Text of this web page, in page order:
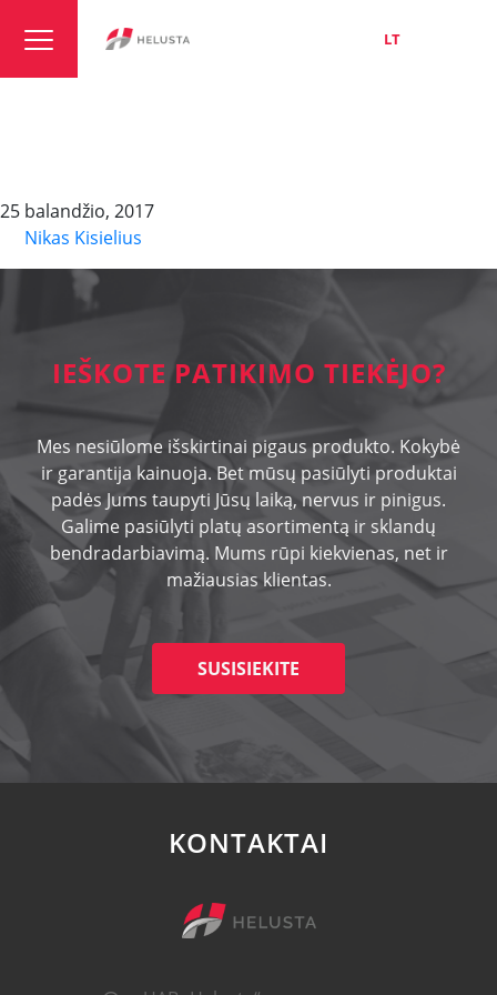
LT
25 balandžio, 2017
Nikas Kisielius
IEŠKOTE PATIKIMO TIEKĖJO?
Mes nesiūlome išskirtinai pigaus produkto. Kokybė
ir garantija kainuoja. Bet mūsų pasiūlyti produktai
padės Jums taupyti Jūsų laiką, nervus ir pinigus.
Galime pasiūlyti platų asortimentą ir sklandų
bendradarbiavimą. Mums rūpi kiekvienas, net ir
mažiausias klientas.
SUSISIEKITE
KONTAKTAI